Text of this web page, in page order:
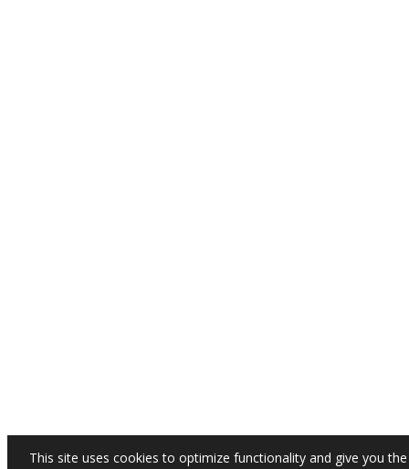
This site uses cookies to optimize functionality and give you